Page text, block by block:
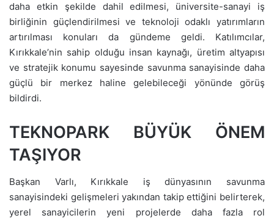
daha etkin şekilde dahil edilmesi, üniversite-sanayi iş
birliğinin güçlendirilmesi ve teknoloji odaklı yatırımların
artırılması konuları da gündeme geldi. Katılımcılar,
Kırıkkale’nin sahip olduğu insan kaynağı, üretim altyapısı
ve stratejik konumu sayesinde savunma sanayisinde daha
güçlü bir merkez haline gelebileceği yönünde görüş
bildirdi.
TEKNOPARK BÜYÜK ÖNEM
TAŞIYOR
Başkan Varlı, Kırıkkale iş dünyasının savunma
sanayisindeki gelişmeleri yakından takip ettiğini belirterek,
yerel sanayicilerin yeni projelerde daha fazla rol